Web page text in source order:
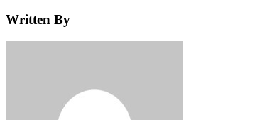
Written By